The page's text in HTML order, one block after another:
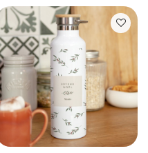
compte
échantillon
commande ?